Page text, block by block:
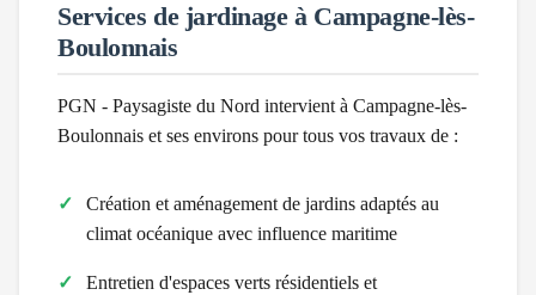
Services de jardinage à Campagne-lès-
Boulonnais
PGN - Paysagiste du Nord intervient à Campagne-lès-
Boulonnais et ses environs pour tous vos travaux de :
Création et aménagement de jardins adaptés au
climat océanique avec influence maritime
Entretien d'espaces verts résidentiels et